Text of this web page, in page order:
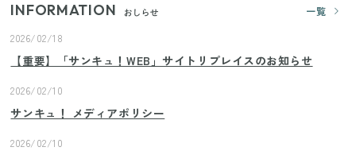
INFORMATION おしらせ
一覧
2026/02/18
【重要】「サンキュ！WEB」サイトリプレイスのお知らせ
2026/02/10
サンキュ！ メディアポリシー
2026/02/10